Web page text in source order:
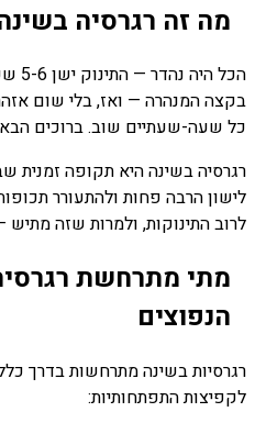
מה זה רגרסיה
בקצה המנהרה — ואז, בלי שום
כל שעה-שעתיים שוב. ברוכים
רגרסיה בשינה היא תקופה זמנית
לישון הרבה פחות ולהתעורר
לרוב התינוקות, ולמרות שזה מתיש
מתי מתרחשת
הנפוצים
רגרסיות בשינה מתרחשות בדרך
לקפיצות התפתחותיות: